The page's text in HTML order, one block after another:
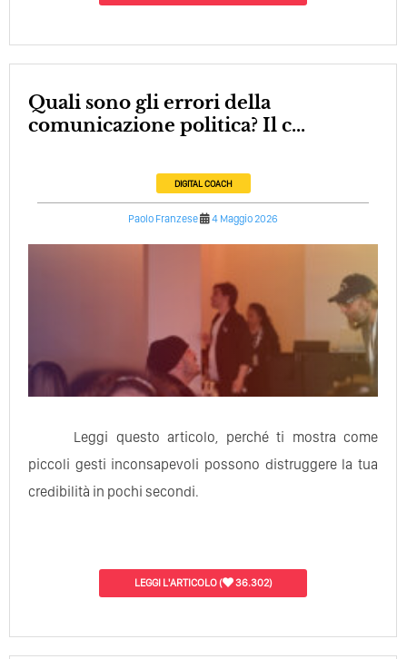
Quali sono gli errori della
comunicazione politica? Il c...
DIGITAL COACH
Paolo Franzese 4 Maggio 2026
Leggi questo articolo, perché ti mostra come
piccoli gesti inconsapevoli possono distruggere la tua
credibilità in pochi secondi.
LEGGI L'ARTICOLO( 36.302)